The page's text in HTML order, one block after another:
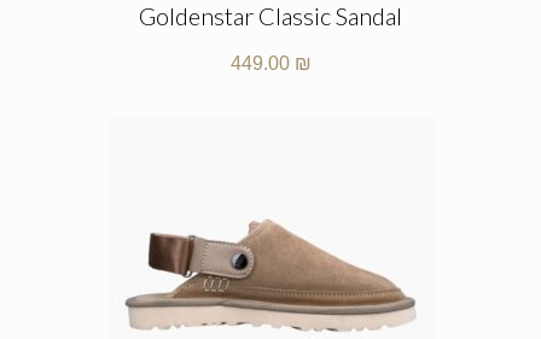
Goldenstar Classic Sandal
449.00 ₪